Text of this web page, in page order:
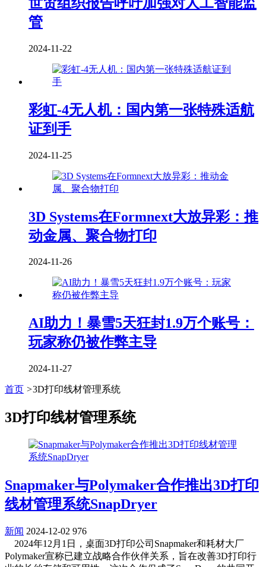
管
2024-11-22
彩虹-4无人机：国内第一张特殊适航
证到手
2024-11-25
3D Systems在Formnext大放异彩：推
动金属、聚合物打印
2024-11-26
AI助力！暴雪5天狂封1.9万个账号：
玩家称仍被作弊主导
2024-11-27
首页 >3D打印线材管理系统
3D打印线材管理系统
Snapmaker与Polymaker合作推出3D打印
线材管理系统SnapDryer
新闻 2024-12-02 976
2024年12月1日，桌面3D打印公司Snapmaker和耗材大厂
Polymaker宣称已建立战略合作伙伴关系，旨在改善3D打印行